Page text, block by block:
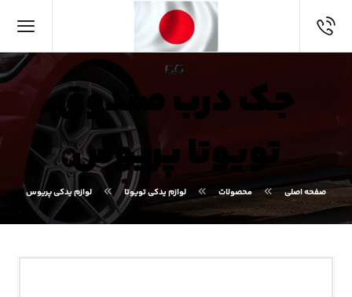
جک درب صندوق
تویوتا پریوس
صفحه اصلی محصولات لوازم یدکی تویوتا لوازم یدکی پریوس